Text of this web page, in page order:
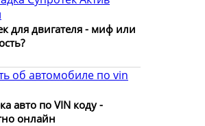
для двигателя - миф или
авто по VIN коду -
онлайн